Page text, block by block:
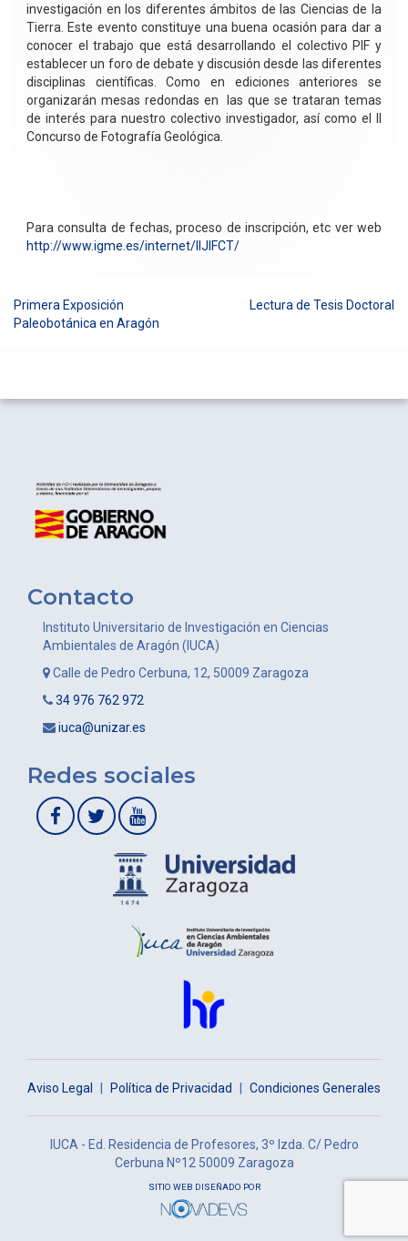
investigación en los diferentes ámbitos de las Ciencias de la
Tierra. Este evento constituye una buena ocasión para dar a
conocer el trabajo que está desarrollando el colectivo PIF y
establecer un foro de debate y discusión desde las diferentes
disciplinas científicas. Como en ediciones anteriores se
organizarán mesas redondas en las que se trataran temas
de interés para nuestro colectivo investigador, así como el II
Concurso de Fotografía Geológica.
Para consulta de fechas, proceso de inscripción, etc ver web
http://www.igme.es/internet/IIJIFCT/
Navegación
Primera Exposición
Paleobotánica en Aragón
Lectura de Tesis Doctoral
Contacto
Instituto Universitario de Investigación en Ciencias
Ambientales de Aragón (IUCA)
Calle de Pedro Cerbuna, 12, 50009 Zaragoza
34 976 762 972
iuca@unizar.es
Redes sociales
Aviso Legal | Política de Privacidad | Condiciones Generales
IUCA - Ed. Residencia de Profesores, 3º Izda. C/ Pedro
Cerbuna Nº12 50009 Zaragoza
SITIO WEB DISEÑADO POR